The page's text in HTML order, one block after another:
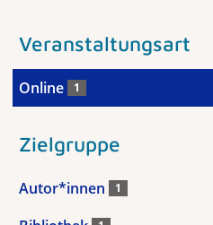
Veranstaltungsart
Online 1
Zielgruppe
Autor*innen 1